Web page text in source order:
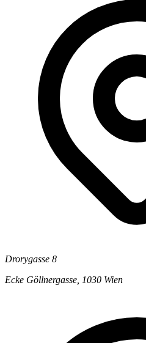
Drorygasse 8
Ecke Göllnergasse, 1030 Wien